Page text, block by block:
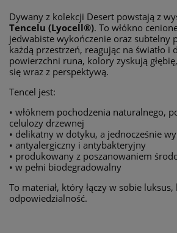
Dywany z kolekcji Desert powstają z
Tencelu (Lyocell®). To włókno
jedwabiste wykończenie oraz subtelny
każdą przestrzeń, reagując na światło i
powierzchni runa, kolory zyskują
się wraz z perspektywą.
Tencel jest:
• włóknem pochodzenia naturalnego,
celulozy drzewnej
• delikatny w dotyku, a jednocześnie
• antyalergiczny i antybakteryjny
• produkowany z poszanowaniem
• w pełni biodegradowalny
To materiał, który łączy w sobie
odpowiedzialność.